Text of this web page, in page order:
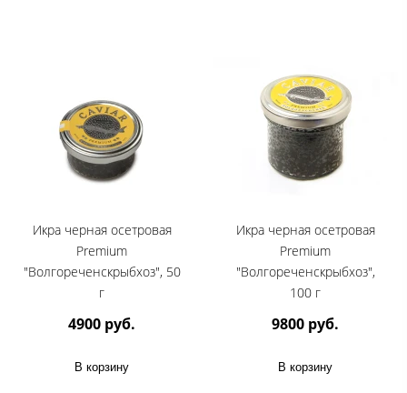
Икра черная осетровая
Premium
"Волгореченскрыбхоз", 50
г
4900 руб.
В корзину
Икра черная осетровая
Premium
"Волгореченскрыбхоз",
100 г
9800 руб.
В корзину